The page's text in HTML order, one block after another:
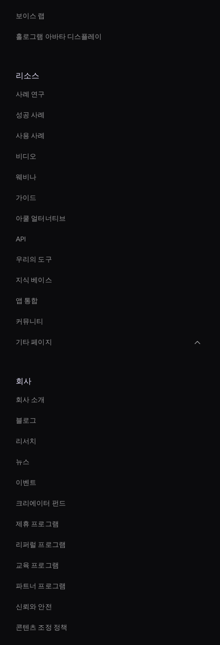
보이스 랩
홀로그램 아바타 디스플레이
리소스
사례 연구
성공 사례
사용 사례
비디오
웨비나
가이드
아쿨 얼터너티브
API
우리의 도구
지식 베이스
앱 통합
커뮤니티
기타 페이지
음성을 비디오로 변환
Personalized Ai Avatar For Online Learning
Smart Ai Avatar
AI 비디오 챗봇 솔루션
Live Video Avatar
Virtual Camera Ai
Holographic Avatar For Retail Stores
회사
회사 소개
블로그
리서치
뉴스
이벤트
크리에이터 펀드
제휴 프로그램
리퍼럴 프로그램
교육 프로그램
파트너 프로그램
신뢰와 안전
콘텐츠 조정 정책